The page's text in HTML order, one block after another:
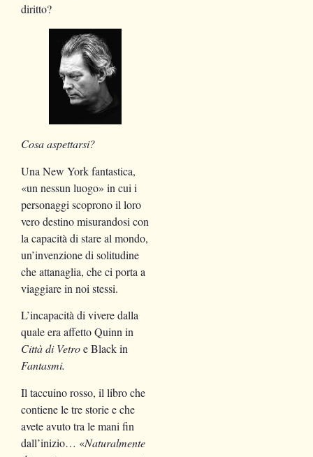
diritto?
Cosa aspettarsi?
Una New York fantastica,
«un nessun luogo» in cui i
personaggi scoprono il loro
vero destino misurandosi con
la capacità di stare al mondo,
un’invenzione di solitudine
che attanaglia, che ci porta a
viaggiare in noi stessi.
L’incapacità di vivere dalla
quale era affetto Quinn in
Città di Vetroe Black in
Fantasmi.
Il taccuino rosso, il libro che
contiene le tre storie e che
avete avuto tra le mani fin
dall’inizio… «Naturalmente